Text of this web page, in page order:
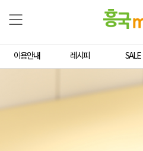
이용안내 레시피 SALE